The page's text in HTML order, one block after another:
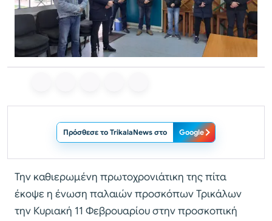
Πρόσθεσε το TrikalaNews στο Google
Την καθιερωμένη πρωτοχρονιάτικη της πίτα
έκοψε η ένωση παλαιών προσκόπων Τρικάλων
την Κυριακή 11 Φεβρουαρίου στην προσκοπική